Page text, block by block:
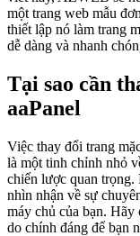
một trang web mẫu
thiết lập nó làm trang
dễ dàng và nhanh
Tại sao cần
aaPanel
Việc thay đổi trang
là một tinh chỉnh nhỏ
chiến lược quan
nhìn nhận về sự
máy chủ của bạn.
do chính đáng để bạn